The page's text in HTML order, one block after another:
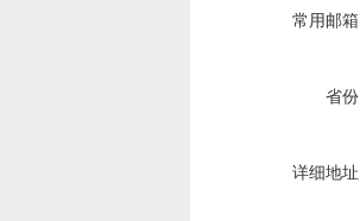
常用邮
省
详细地